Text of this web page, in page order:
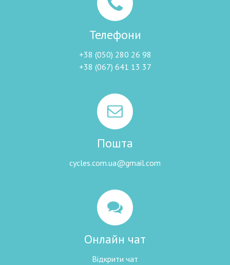
Телефони
+38 (050) 280 26 98
+38 (067) 641 13 37
Пошта
cycles.com.ua@gmail.com
Онлайн чат
Відкрити чат